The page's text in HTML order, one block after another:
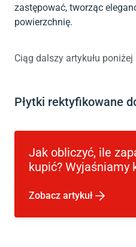
zastępować, tworząc
powierzchnię.
Ciąg dalszy artykułu poniżej
Płytki rektyfikowane
Jak obliczyć, ile
kupić? Wyjaśniamy
Zobacz artykuł